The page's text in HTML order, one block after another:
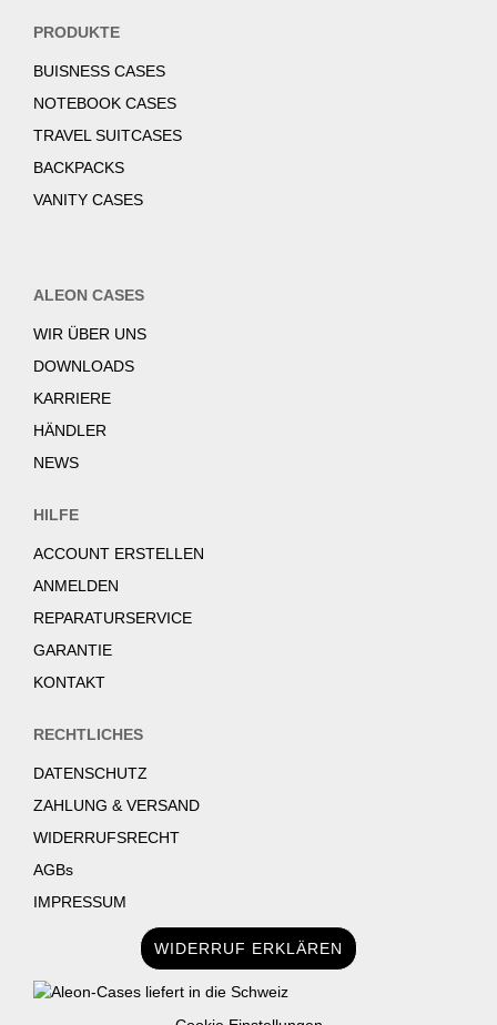
PRODUKTE
BUISNESS CASES
NOTEBOOK CASES
TRAVEL SUITCASES
BACKPACKS
VANITY CASES
ALEON CASES
WIR ÜBER UNS
DOWNLOADS
KARRIERE
HÄNDLER
NEWS
HILFE
ACCOUNT ERSTELLEN
ANMELDEN
REPARATURSERVICE
GARANTIE
KONTAKT
RECHTLICHES
DATENSCHUTZ
ZAHLUNG & VERSAND
WIDERRUFSRECHT
AGBs
IMPRESSUM
WIDERRUF ERKLÄREN